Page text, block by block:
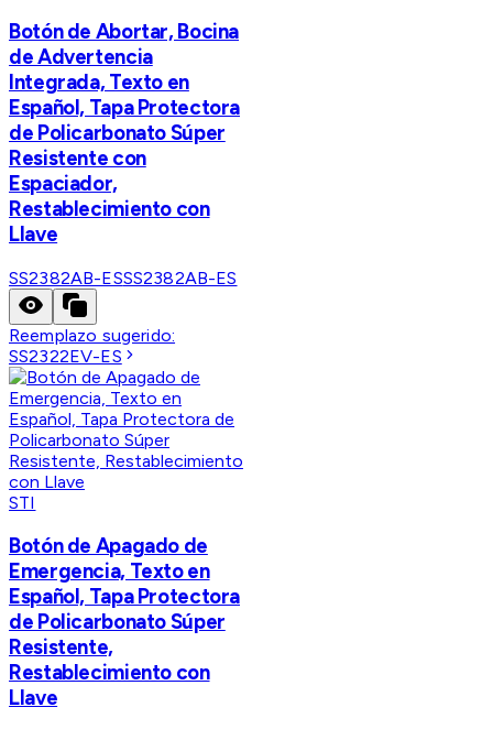
Botón de Abortar, Bocina
de Advertencia
Integrada, Texto en
Español, Tapa Protectora
de Policarbonato Súper
Resistente con
Espaciador,
Restablecimiento con
Llave
SS2382AB-ESSS2382AB-ES
Reemplazo sugerido:
SS2322EV-ES
STI
Botón de Apagado de
Emergencia, Texto en
Español, Tapa Protectora
de Policarbonato Súper
Resistente,
Restablecimiento con
Llave